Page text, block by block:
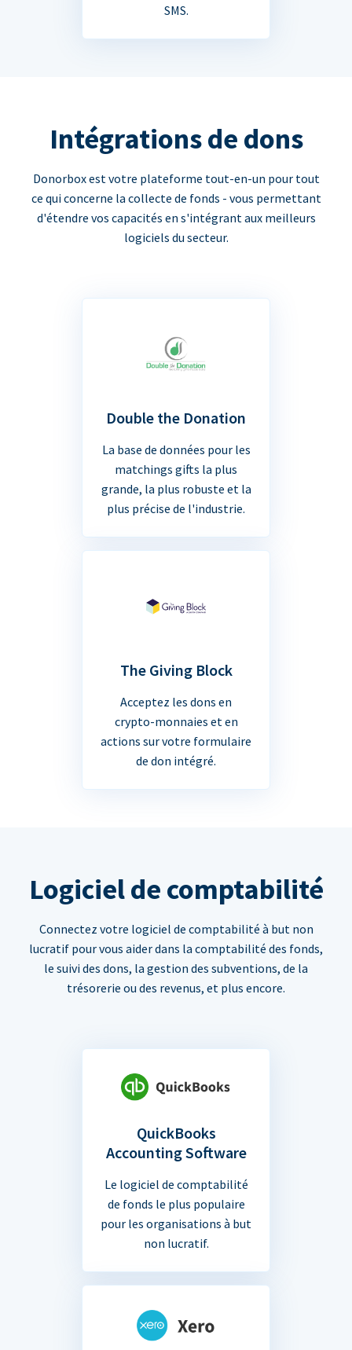
SMS.
Intégrations de dons
Donorbox est votre plateforme tout-en-un pour tout
ce qui concerne la collecte de fonds - vous permettant
d'étendre vos capacités en s'intégrant aux meilleurs
logiciels du secteur.
Double the Donation
La base de données pour les
matchings gifts la plus
grande, la plus robuste et la
plus précise de l'industrie.
The Giving Block
Acceptez les dons en
crypto-monnaies et en
actions sur votre formulaire
de don intégré.
Logiciel de comptabilité
Connectez votre logiciel de comptabilité à but non
lucratif pour vous aider dans la comptabilité des fonds,
le suivi des dons, la gestion des subventions, de la
trésorerie ou des revenus, et plus encore.
QuickBooks
Accounting Software
Le logiciel de comptabilité
de fonds le plus populaire
pour les organisations à but
non lucratif.